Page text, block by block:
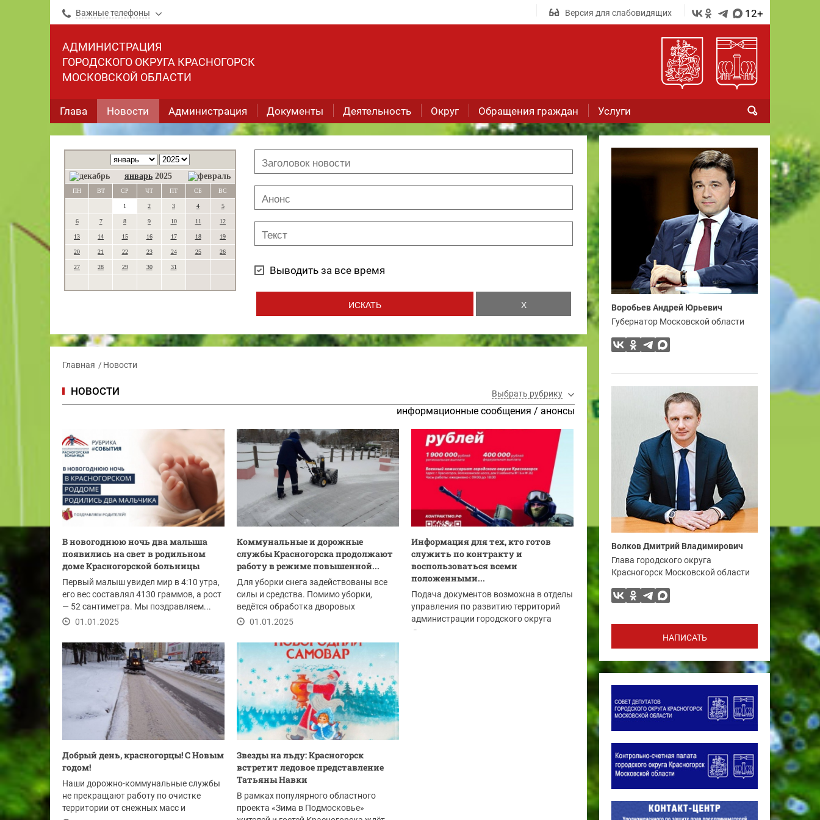
Важные телефоны Версия для слабовидящих 12+
АДМИНИСТРАЦИЯ
ГОРОДСКОГО ОКРУГА КРАСНОГОРСК
МОСКОВСКОЙ ОБЛАСТИ
Глава Новости Администрация Документы Деятельность Округ Обращения граждан Услуги
январь 2025
ПН ВТ СР ЧТ ПТ СБ ВС
1 2 3 4 5
6 7 8 9 10 11 12
13 14 15 16 17 18 19
20 21 22 23 24 25 26
27 28 29 30 31 Выводить за все время
Главная Новости
НОВОСТИ Выбрать рубрику
информационные сообщения / анонсы
В новогоднюю ночь два малыша
появились на свет в родильном
доме Красногорской больницы
Первый малыш увидел мир в 4:10 утра,
его вес составлял 4130 граммов, а рост
— 52 сантиметра. Мы поздравляем...
01.01.2025
Коммунальные и дорожные
службы Красногорска продолжают
работу в режиме повышенной...
Для уборки снега задействованы все
силы и средства. Помимо уборки,
ведётся обработка дворовых
территорий,...
01.01.2025
Информация для тех, кто готов
служить по контракту и
воспользоваться всеми
положенными...
Подача документов возможна в отделы
управления по развитию территорий
администрации городского округа
Красногорск:
Добрый день, красногорцы! С Новым
годом!
Наши дорожно-коммунальные службы
не прекращают работу по очистке
территории от снежных масс и
Звезды на льду: Красногорск
встретит ледовое представление
Татьяны Навки
В рамках популярного областного
проекта «Зима в Подмосковье»
Воробьев Андрей Юрьевич
Губернатор Московской области
Волков Дмитрий Владимирович
Глава городского округа
Красногорск Московской области
НАПИСАТЬ